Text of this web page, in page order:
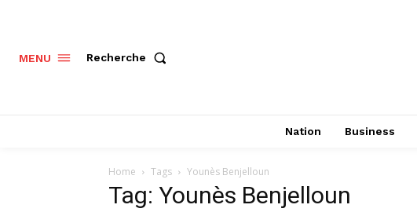
MENU Recherche
Nation Business
Home Tags Younès Benjelloun
Tag: Younès Benjelloun